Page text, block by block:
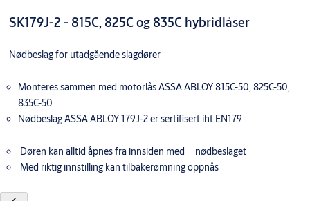
SK179J-2 - 815C, 825C og 835C hybridlåser
Nødbeslag for utadgående slagdører
Monteres sammen med motorlås ASSA ABLOY 815C-50, 825C-50,
835C-50
Nødbeslag ASSA ABLOY 179J-2 er sertifisert iht EN179
Døren kan alltid åpnes fra innsiden med nødbeslaget
Med riktig innstilling kan tilbakerømning oppnås